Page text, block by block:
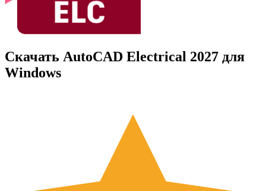
Скачать AutoCAD Electrical 2027 для
Windows